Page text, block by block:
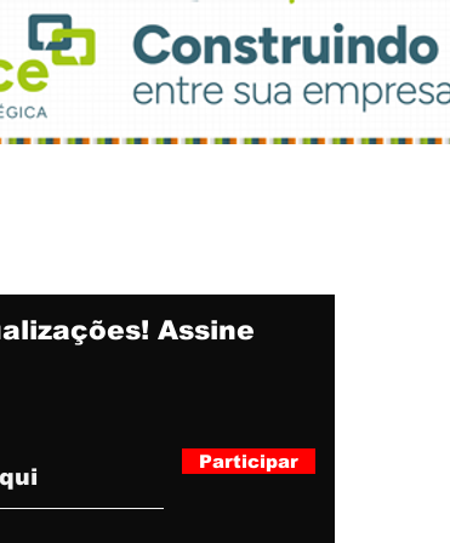
Assine
Participar